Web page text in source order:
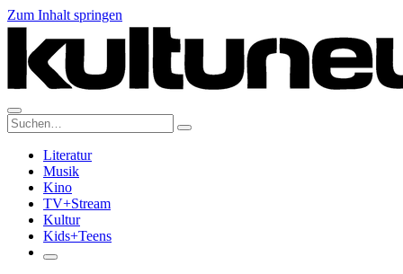
Zum Inhalt springen
Suche:
Literatur
Musik
Kino
TV+Stream
Kultur
Kids+Teens